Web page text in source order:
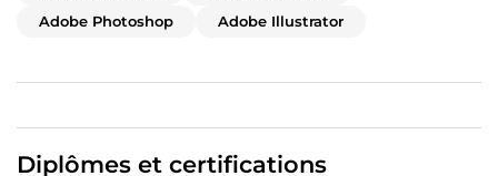
Adobe Photoshop
Adobe Illustrator
Diplômes et certifications